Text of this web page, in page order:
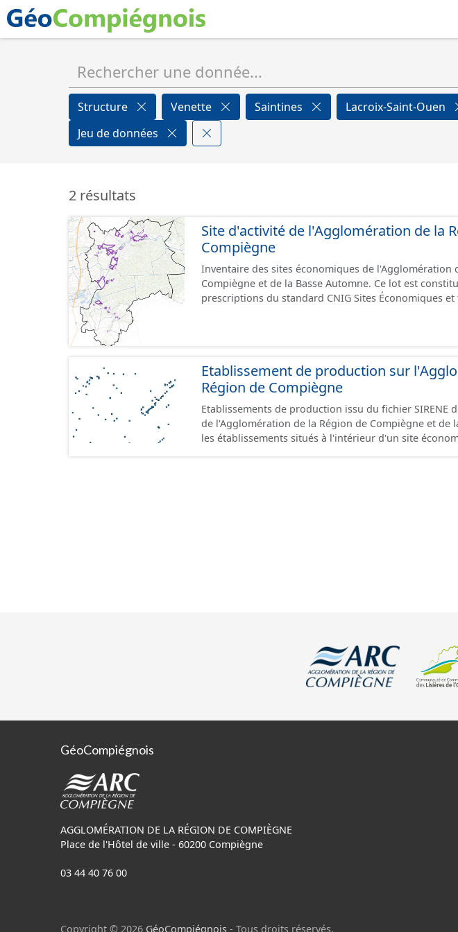
Structure Venette Saintines Lacroix-Saint-Ouen
Jeu de données
2 résultats
Site d'activité de l'Agglomération de la
Compiègne
Inventaire des sites économiques de l'Agglomération
Compiègne et de la Basse Automne. Ce lot est
prescriptions du standard CNIG Sites Économiques
Etablissement de production sur
Région de Compiègne
Etablissements de production issu du fichier SIRENE
de l'Agglomération de la Région de Compiègne et de la
les établissements situés à l'intérieur d'un site
GéoCompiégnois
AGGLOMÉRATION DE LA RÉGION DE COMPIÈGNE
Place de l'Hôtel de ville - 60200 Compiègne
03 44 40 76 00
Copyright © 2026 GéoCompiégnois - Tous droits réservés.